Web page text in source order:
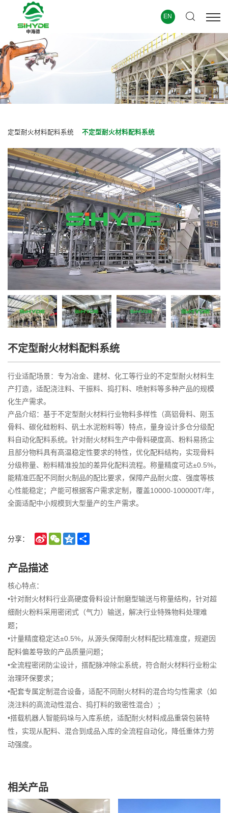
EN
定型耐火材料配料系统 不定型耐火材料配料系统
不定型耐火材料配料系统
行业适配场景：专为冶金、建材、化工等行业的不定型耐火材料生
产打造，适配浇注料、干振料、捣打料、喷射料等多种产品的规模
化生产需求。
产品介绍：基于不定型耐火材料行业物料多样性（高铝骨料、刚玉
骨料、碳化硅粉料、矾土水泥粉料等）特点，量身设计多仓分级配
料自动化配料系统。针对耐火材料生产中骨料硬度高、粉料易扬尘
且部分物料具有高温稳定性要求的特性，优化配料结构，实现骨料
分级称量、粉料精准投加的差异化配料流程。称量精度可达±0.5%，
能精准匹配不同耐火制品的配比要求，保障产品耐火度、强度等核
心性能稳定；产能可根据客户需求定制，覆盖10000-100000T/年，
全面适配中小规模到大型量产的生产需求。
分享：
Sina
Weibo
WeChatQzone
产品描述
核心特点：
•针对耐火材料行业高硬度骨料设计耐磨型输送与称量结构，针对超
细耐火粉料采用密闭式（气力）输送，解决行业特殊物料处理难
题；
•计量精度稳定达±0.5%，从源头保障耐火材料配比精准度，规避因
配料偏差导致的产品质量问题；
•全流程密闭防尘设计，搭配脉冲除尘系统，符合耐火材料行业粉尘
治理环保要求；
•配套专属定制混合设备，适配不同耐火材料的混合均匀性需求（如
浇注料的高流动性混合、捣打料的致密性混合）；
•搭载机器人智能码垛与入库系统，适配耐火材料成品重袋包装特
性，实现从配料、混合到成品入库的全流程自动化，降低重体力劳
动强度。
相关产品